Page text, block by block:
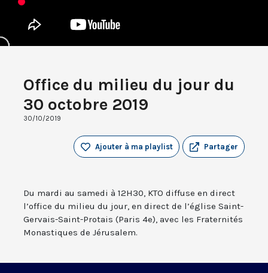
Office du milieu du jour du
30 octobre 2019
30/10/2019
Partager
Ajouter à ma playlist
Du mardi au samedi à 12H30, KTO diffuse en direct
l’office du milieu du jour, en direct de l’église Saint-
Gervais-Saint-Protais (Paris 4e), avec les Fraternités
Monastiques de Jérusalem.